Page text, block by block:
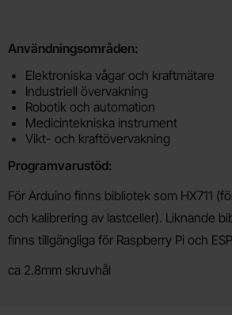
Användningsområden:
Elektroniska vågar och kraftmätare
Industriell övervakning
Robotik och automation
Medicintekniska instrument
Vikt- och kraftövervakning
Programvarustöd:
För Arduino finns bibliotek som HX711
och kalibrering av lastceller). Liknande
finns tillgängliga för Raspberry Pi och
ca 2.8mm skruvhål